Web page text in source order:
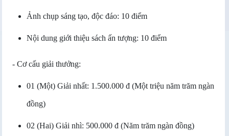
Ảnh chụp sáng tạo, độc đáo: 10 điểm
Nội dung giới thiệu sách ấn tượng: 10 điểm
- Cơ cấu giải thưởng:
01 (Một) Giải nhất: 1.500.000 đ (Một triệu năm trăm ngàn
đồng)
02 (Hai) Giải nhì: 500.000 đ (Năm trăm ngàn đồng)